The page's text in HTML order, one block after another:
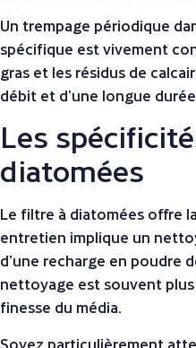
Un trempage périodique
spécifique est vivement
gras et les résidus de
débit et d’une longue
Les
diatomées
Le filtre à diatomées offre
entretien implique un
d’une recharge en poudre
nettoyage est souvent
finesse du média.
Soyez particulièrement